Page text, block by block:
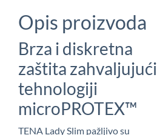
Opis proizvoda
Brza i diskretna
zaštita zahvaljujući
tehnologiji
microPROTEX™
TENA Lady Slim pažljivo su